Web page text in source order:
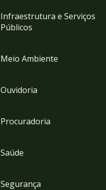
Infraestrutura e Serviços
Públicos
Meio Ambiente
Ouvidoria
Procuradoria
Saúde
Segurança